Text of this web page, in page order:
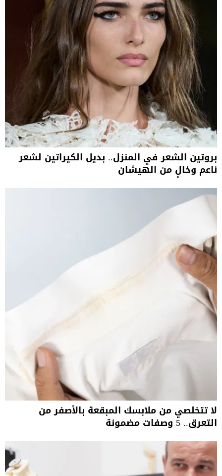
بروتين الشعر في المنزل.. بديل الكيراتين لشعر
ناعم وخالٍ من الهيشان
لا تتخلصي من ملابسك المبقعة بالأصفر من
التعرق.. 5 وصفات مضمونة